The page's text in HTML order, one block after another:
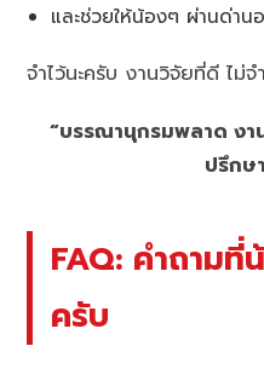
และช่วยให้น้องๆ ผ่านด่าน
จำไว้นะครับ งานวิจัยที่ดี ไม่
“บรรณานุกรมพลาด งา
ปรึกษ
FAQ: คำถาม
ครับ